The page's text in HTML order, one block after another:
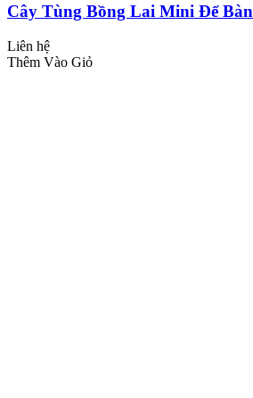
Cây Tùng Bồng Lai Mini Để Bàn
Liên hệ
Thêm Vào Giỏ